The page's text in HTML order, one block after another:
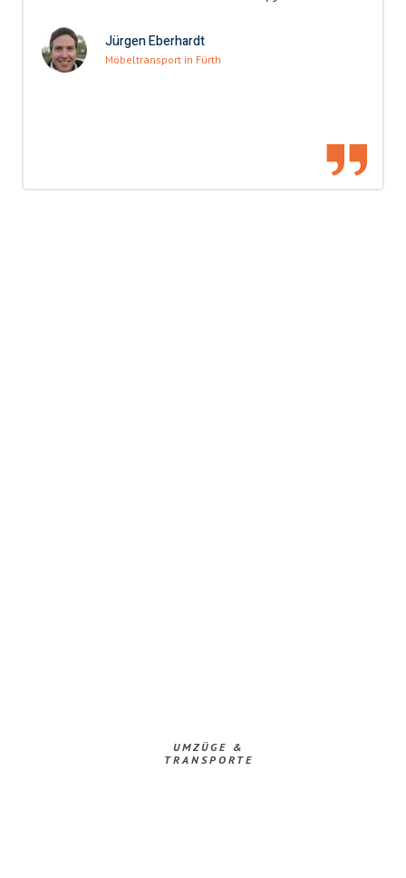
Jürgen Eberhardt
Möbeltransport in Fürth
UMZÜGE &
TRANSPORTE